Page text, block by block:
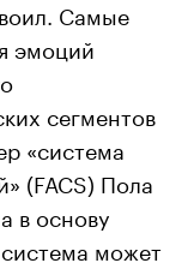
Самые
эмоций
сегментов
«система
(FACS) Пола
в основу
система может